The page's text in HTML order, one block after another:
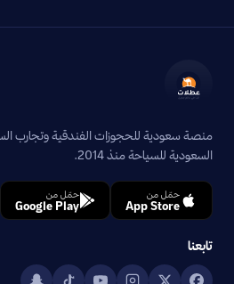
منصة سعودية للحجوزات الفندقية وتجارب
السعودية للسياحة منذ 2014.
حمّل من
App Store
حمّل من
Google Play
تابعنا